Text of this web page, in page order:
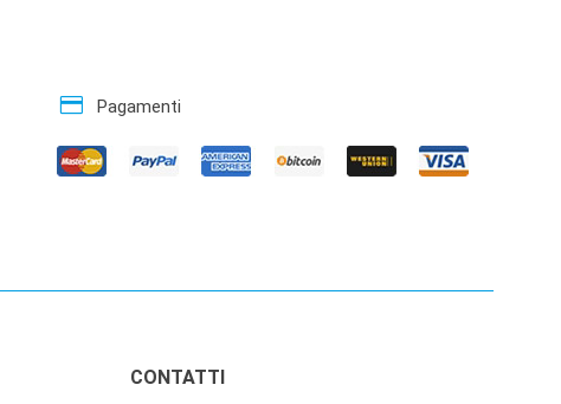
credit_card Pagamenti
CONTATTI